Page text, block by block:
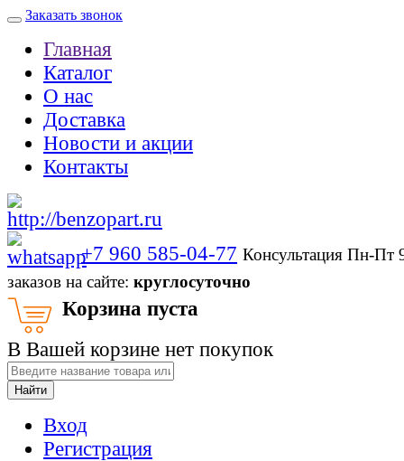
Заказать звонок
Главная
Каталог
О нас
Доставка
Новости и акции
Контакты
+7 960 585-04-77 Консультация Пн-
заказов на сайте: круглосуточно
Корзина пуста
В Вашей корзине нет покупок
Найти
Вход
Регистрация